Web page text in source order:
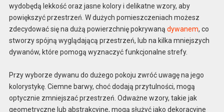
wydobędą lekkość oraz jasne kolory i delikatne wzory, aby
powiększyć przestrzeń. W dużych pomieszczeniach możesz
zdecydować się na dużą powierzchnię pokrywaną dywanem, co
stworzy spójną wyglądającą przestrzeń, lub na kilka mniejszych
dywanów, które pomogą wyznaczyć funkcjonalne strefy.
Przy wyborze dywanu do dużego pokoju zwróć uwagę na jego
kolorystykę. Ciemne barwy, choć dodają przytulności, mogą
optycznie zmniejszać przestrzeń. Odważne wzory, takie jak
geometryczne lub abstrakcyjne, mogą służyć jako dekoracyjne